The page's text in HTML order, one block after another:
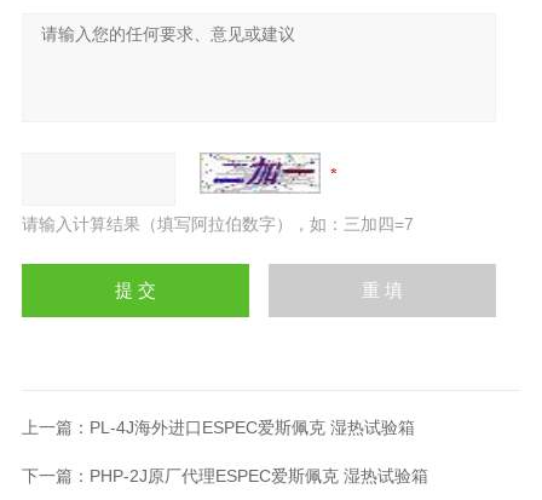
请输入计算结果（填写阿拉伯数字），如：三加四=7
上一篇： PL-4J海外进口ESPEC爱斯佩克 湿热试验箱
下一篇： PHP-2J原厂代理ESPEC爱斯佩克 湿热试验箱